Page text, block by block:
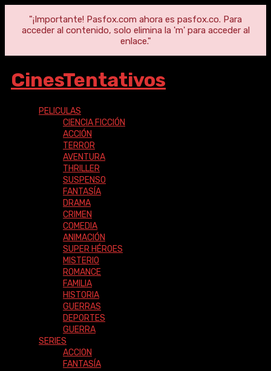
"¡Importante! Pasfox.com ahora es pasfox.co. Para
acceder al contenido, solo elimina la 'm' para acceder al
enlace."
CinesTentativos
PELICULAS
CIENCIA FICCIÓN
ACCIÓN
TERROR
AVENTURA
THRILLER
SUSPENSO
FANTASÍA
DRAMA
CRIMEN
COMEDIA
ANIMACIÓN
SUPER HÉROES
MISTERIO
ROMANCE
FAMILIA
HISTORIA
GUERRAS
DEPORTES
GUERRA
SERIES
ACCION
FANTASÍA